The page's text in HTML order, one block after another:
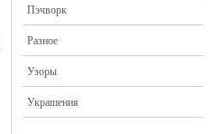
Пэчворк
Разное
Узоры
Украшения